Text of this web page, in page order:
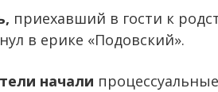
приехавший в гости к
в ерике «Подовский».
начали